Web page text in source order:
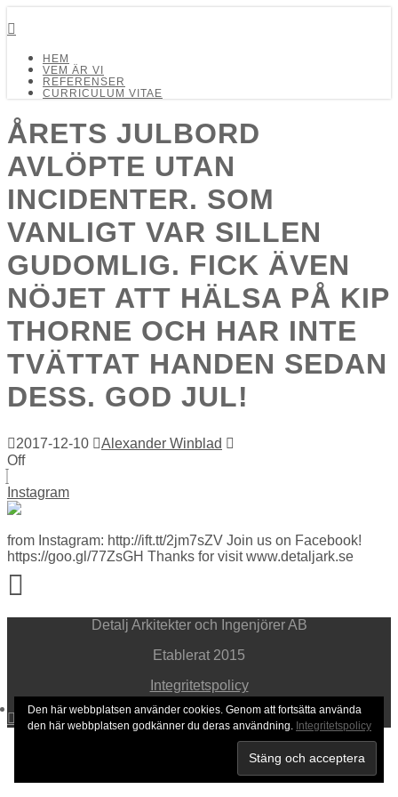
HEM
VEM ÄR VI
REFERENSER
CURRICULUM VITAE
ÅRETS JULBORD
AVLÖPTE UTAN
INCIDENTER. SOM
VANLIGT VAR SILLEN
GUDOMLIG. FICK ÄVEN
NÖJET ATT HÄLSA PÅ KIP
THORNE OCH HAR INTE
TVÄTTAT HANDEN SEDAN
DESS. GOD JUL!
2017-12-10
Alexander Winblad
Off
Instagram
from Instagram: http://ift.tt/2jm7sZV Join us on Facebook!
https://goo.gl/77ZsGH Thanks for visit www.detaljark.se
Den här webbplatsen använder cookies. Genom att fortsätta använda
den här webbplatsen godkänner du deras användning. Integritetspolicy
Detalj Arkitekter och Ingenjörer AB
Etablerat 2015
Integritetspolicy